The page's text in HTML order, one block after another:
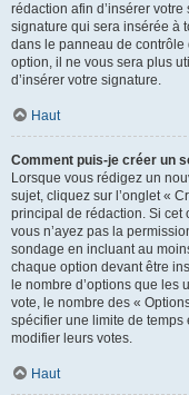
rédaction afin d’insérer
signature qui sera insérée à
dans le panneau de contrôle
option, il ne vous sera plus
d’insérer votre signature.
Haut
Comment puis-je créer un
Lorsque vous rédigez un
sujet, cliquez sur l’onglet «
principal de rédaction. Si cet
vous n’ayez pas la
sondage en incluant au
chaque option devant être
le nombre d’options que les
vote, le nombre des «
spécifier une limite de
modifier leurs votes.
Haut